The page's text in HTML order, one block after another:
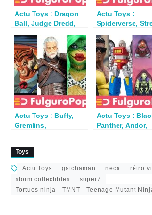
Actu Toys : Dragon
Ball, Judge Dredd,
Dragons…
Actu Toys :
Spiderverse,
DC…
Actu Toys : Buffy,
Gremlins,
Actu Toys :
Panther, Andor,
Toys
Actu Toys gatchaman neca
rétro
storm collectibles
super7
Tortues ninja - TMNT - Teenage Mutant